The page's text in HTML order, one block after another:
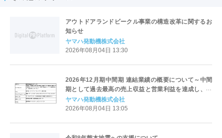
アウトドアランドビークル事業の構造改革に関するお
知らせ
ヤマハ発動機株式会社
2026年08月04日 13:30
2026年12月期中間期 連結業績の概要について～中間
期として過去最高の売上収益と営業利益を達成し、通
期の業績予想を上方修正～
ヤマハ発動機株式会社
2026年08月04日 13:05